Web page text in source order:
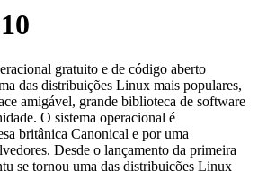
gratuito e de código aberto
das distribuições Linux mais populares,
amigável, grande biblioteca de software
O sistema operacional é
britânica Canonical e por uma
Desde o lançamento da primeira
se tornou uma das distribuições Linux